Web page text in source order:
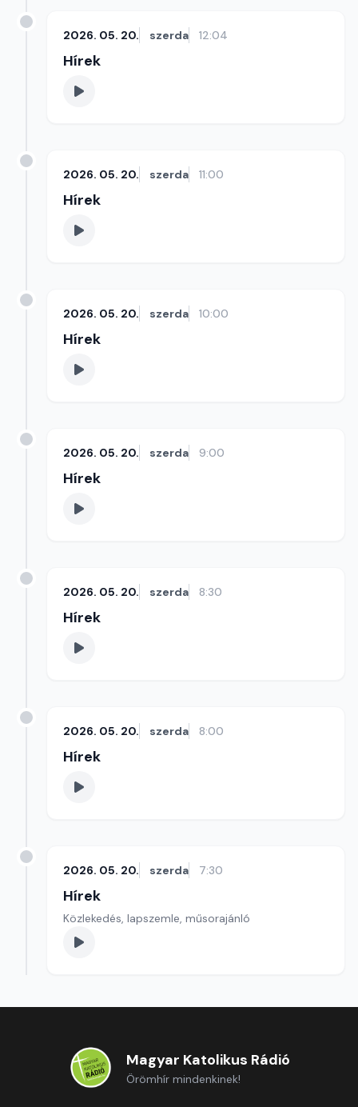
2026. 05. 20. szerda 12:04
Hírek
2026. 05. 20. szerda 11:00
Hírek
2026. 05. 20. szerda 10:00
Hírek
2026. 05. 20. szerda 9:00
Hírek
2026. 05. 20. szerda 8:30
Hírek
2026. 05. 20. szerda 8:00
Hírek
2026. 05. 20. szerda 7:30
Hírek
Közlekedés, lapszemle, műsorajánló
Magyar Katolikus Rádió
Örömhír mindenkinek!